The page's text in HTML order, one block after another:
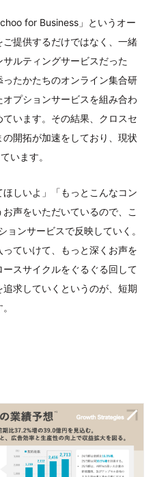
for Business」というオー
提供するだけではなく、一緒
ルティングサービスだった
たかたちのオンライン集合研
プションサービスを組み合わ
います。その結果、クロスセ
開拓が加速をしており、現状
います。
ほしいよ」「もっとこんなコン
声をいただいているので、こ
ンサービスで反映していく。
ていけて、もっと深くお声を
スサイクルをぐるぐる回して
求していくというのが、短期